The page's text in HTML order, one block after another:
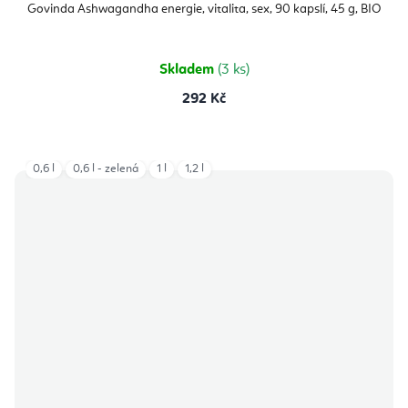
Govinda Ashwagandha energie, vitalita, sex, 90 kapslí, 45 g, BIO
produktu
je
hvězdiček.
Skladem (3 ks)
292 Kč
0,6 l 0,6 l - zelená 1 l 1,2 l